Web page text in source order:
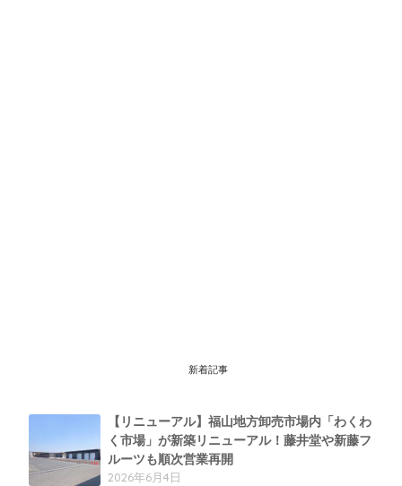
新着記事
【リニューアル】福山地方卸売市場内「わくわ
く市場」が新築リニューアル！藤井堂や新藤フ
ルーツも順次営業再開
2026年6月4日